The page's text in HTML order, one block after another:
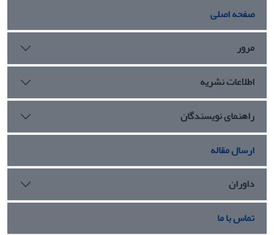
صفحه اصلی
مرور
اطلاعات نشریه
راهنمای نویسندگان
ارسال مقاله
داوران
تماس با ما